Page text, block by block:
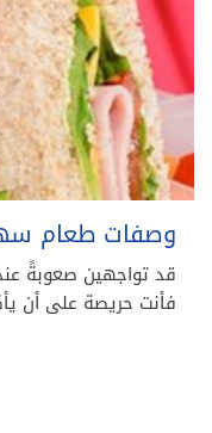
وصفات طعام
قد تواجهين صعوبةً
فأنت حريصة على أن